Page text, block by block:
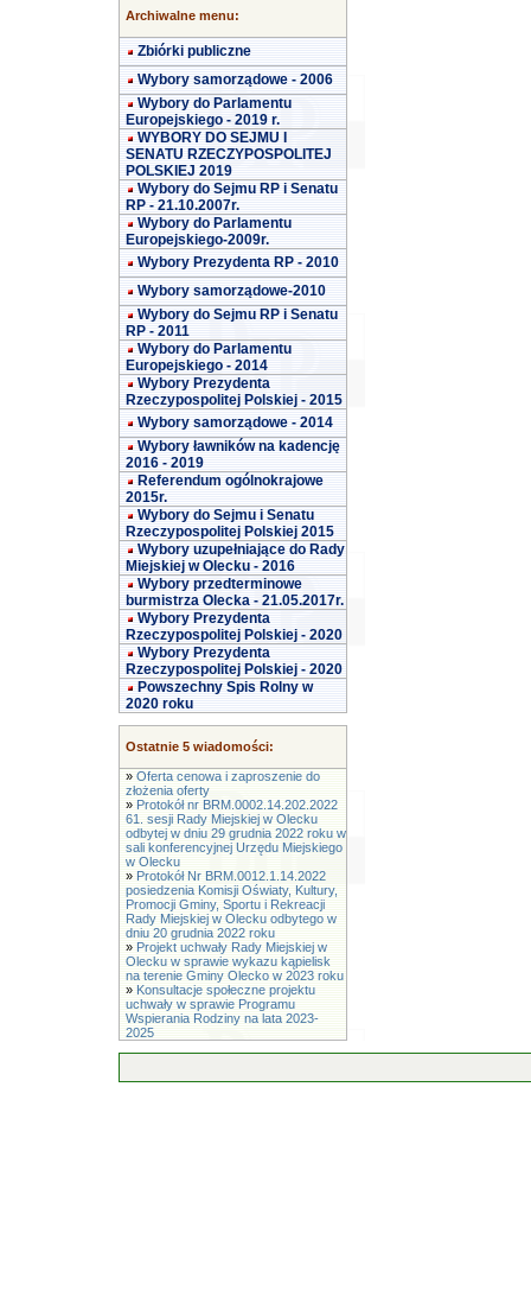
Archiwalne menu:
Zbiórki publiczne
Wybory samorządowe - 2006
Wybory do Parlamentu
Europejskiego - 2019 r.
WYBORY DO SEJMU I
SENATU RZECZYPOSPOLITEJ
POLSKIEJ 2019
Wybory do Sejmu RP i Senatu
RP - 21.10.2007r.
Wybory do Parlamentu
Europejskiego-2009r.
Wybory Prezydenta RP - 2010
Wybory samorządowe-2010
Wybory do Sejmu RP i Senatu
RP - 2011
Wybory do Parlamentu
Europejskiego - 2014
Wybory Prezydenta
Rzeczypospolitej Polskiej - 2015
Wybory samorządowe - 2014
Wybory ławników na kadencję
2016 - 2019
Referendum ogólnokrajowe
2015r.
Wybory do Sejmu i Senatu
Rzeczypospolitej Polskiej 2015
Wybory uzupełniające do Rady
Miejskiej w Olecku - 2016
Wybory przedterminowe
burmistrza Olecka - 21.05.2017r.
Wybory Prezydenta
Rzeczypospolitej Polskiej - 2020
Wybory Prezydenta
Rzeczypospolitej Polskiej - 2020
Powszechny Spis Rolny w
2020 roku
Ostatnie 5 wiadomości:
» Oferta cenowa i zaproszenie do
złożenia oferty
» Protokół nr BRM.0002.14.202.2022
61. sesji Rady Miejskiej w Olecku
odbytej w dniu 29 grudnia 2022 roku w
sali konferencyjnej Urzędu Miejskiego
w Olecku
» Protokół Nr BRM.0012.1.14.2022
posiedzenia Komisji Oświaty, Kultury,
Promocji Gminy, Sportu i Rekreacji
Rady Miejskiej w Olecku odbytego w
dniu 20 grudnia 2022 roku
» Projekt uchwały Rady Miejskiej w
Olecku w sprawie wykazu kąpielisk
na terenie Gminy Olecko w 2023 roku
» Konsultacje społeczne projektu
uchwały w sprawie Programu
Wspierania Rodziny na lata 2023-
2025